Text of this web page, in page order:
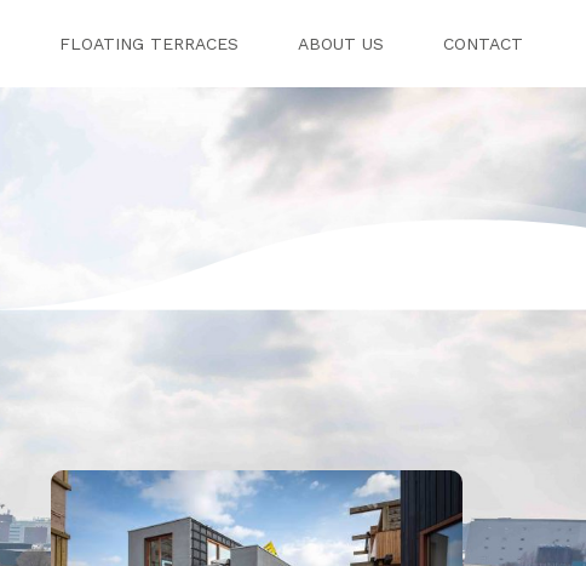
FLOATING TERRACES ABOUT US CONTACT